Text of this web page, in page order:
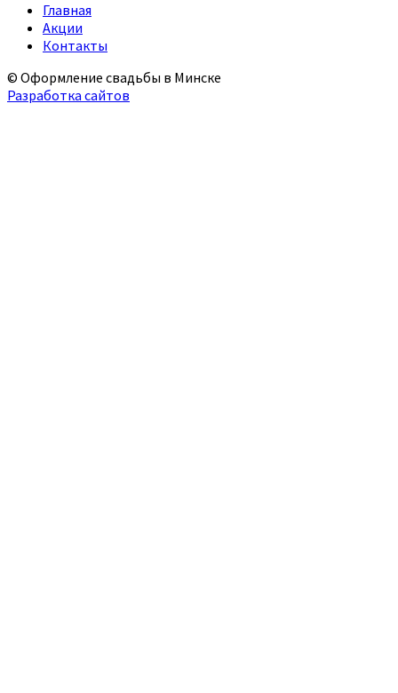
Главная
Акции
Контакты
© Оформление свадьбы в Минске
Разработка сайтов